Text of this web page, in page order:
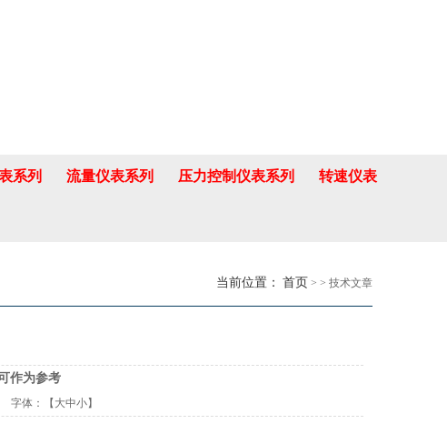
系列 流量仪表系列 压力控制仪表系列 转速仪表
当前位置： 首页 > > 技术文章
作为参考
字体：【 大中小】